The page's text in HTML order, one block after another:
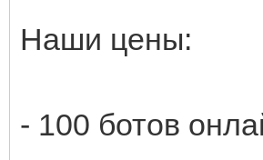
Наши цены:
- 100 ботов